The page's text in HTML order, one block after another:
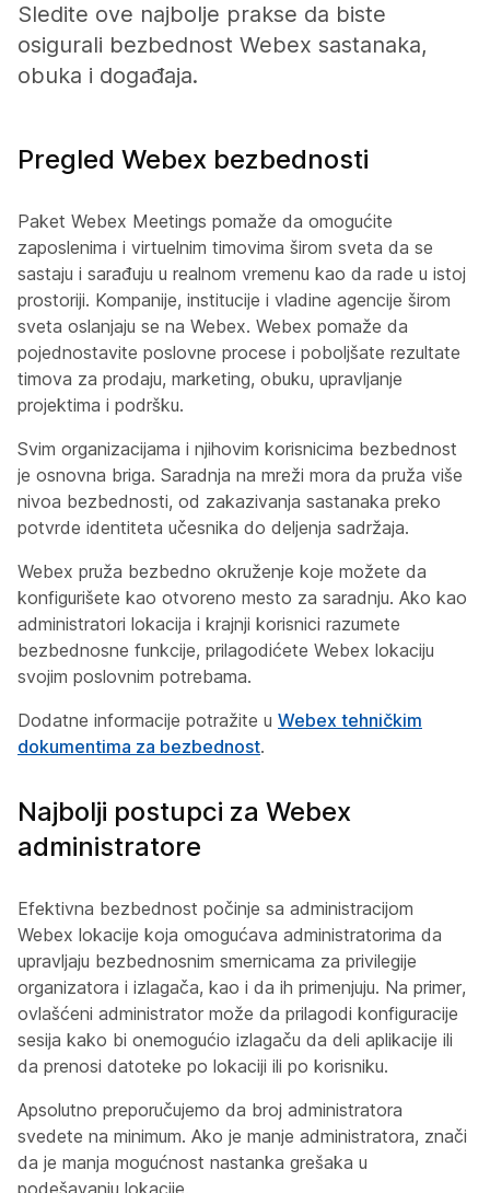
Sledite ove najbolje prakse da biste
osigurali bezbednost Webex sastanaka,
obuka i događaja.
Pregled Webex bezbednosti
Paket Webex Meetings pomaže da omogućite
zaposlenima i virtuelnim timovima širom sveta da se
sastaju i sarađuju u realnom vremenu kao da rade u istoj
prostoriji. Kompanije, institucije i vladine agencije širom
sveta oslanjaju se na Webex. Webex pomaže da
pojednostavite poslovne procese i poboljšate rezultate
timova za prodaju, marketing, obuku, upravljanje
projektima i podršku.
Svim organizacijama i njihovim korisnicima bezbednost
je osnovna briga. Saradnja na mreži mora da pruža više
nivoa bezbednosti, od zakazivanja sastanaka preko
potvrde identiteta učesnika do deljenja sadržaja.
Webex pruža bezbedno okruženje koje možete da
konfigurišete kao otvoreno mesto za saradnju. Ako kao
administratori lokacija i krajnji korisnici razumete
bezbednosne funkcije, prilagodićete Webex lokaciju
svojim poslovnim potrebama.
Dodatne informacije potražite u Webex tehničkim
dokumentima za bezbednost.
Najbolji postupci za Webex
administratore
Efektivna bezbednost počinje sa administracijom
Webex lokacije koja omogućava administratorima da
upravljaju bezbednosnim smernicama za privilegije
organizatora i izlagača, kao i da ih primenjuju. Na primer,
ovlašćeni administrator može da prilagodi konfiguracije
sesija kako bi onemogućio izlagaču da deli aplikacije ili
da prenosi datoteke po lokaciji ili po korisniku.
Apsolutno preporučujemo da broj administratora
svedete na minimum. Ako je manje administratora, znači
da je manja mogućnost nastanka grešaka u
podešavanju lokacije.